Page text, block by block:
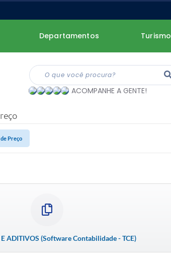
Departamentos Turismo
ACOMPANHE A GENTE!
Preço
ADITIVOS (Software Contabilidade - TCE)